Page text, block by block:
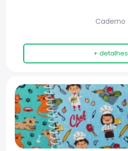
Caderno
+ detalhes